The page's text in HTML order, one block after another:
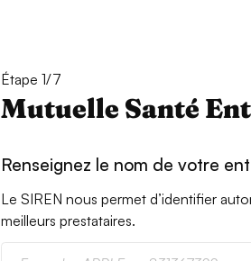
Étape 1/7
Mutuelle Santé
Renseignez le nom de votre
Le SIREN nous permet d’identifier
meilleurs prestataires.